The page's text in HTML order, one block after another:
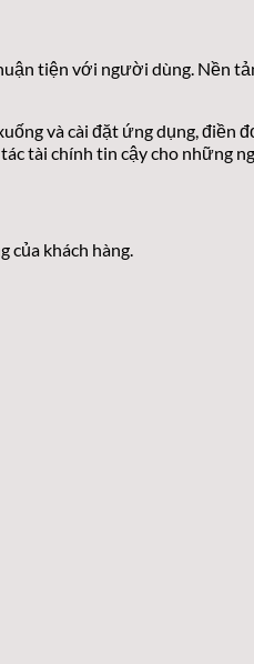
tiện với người dùng. Nền
và cài đặt ứng dụng, điền
tài chính tin cậy cho những
của khách hàng.